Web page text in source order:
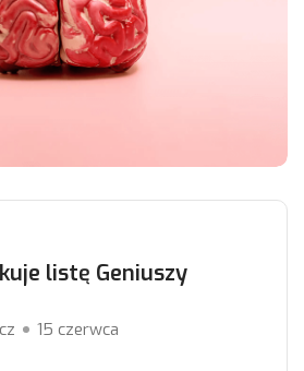
listę Geniuszy
15 czerwca